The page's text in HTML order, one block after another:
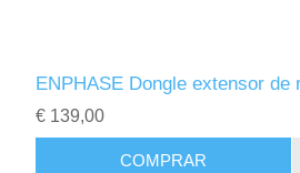
ENPHASE Dongle extensor de
€ 139,00